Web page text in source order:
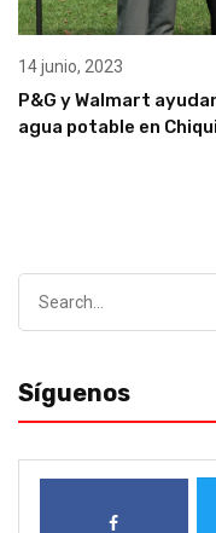
14 junio, 2023
P&G y Walmart
agua potable en
Síguenos